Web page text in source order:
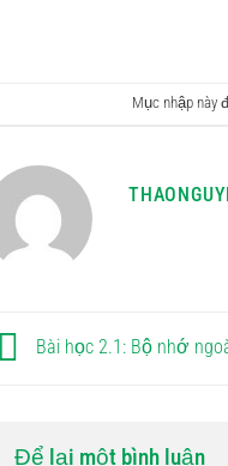
Mục nhập này
Bài học 2.1: Bộ nhớ
Để lại một bình luận